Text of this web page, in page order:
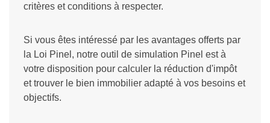
critères et conditions à respecter.
Si vous êtes intéressé par les avantages offerts par
la Loi Pinel, notre outil de simulation Pinel est à
votre disposition pour calculer la réduction d'impôt
et trouver le bien immobilier adapté à vos besoins et
objectifs.